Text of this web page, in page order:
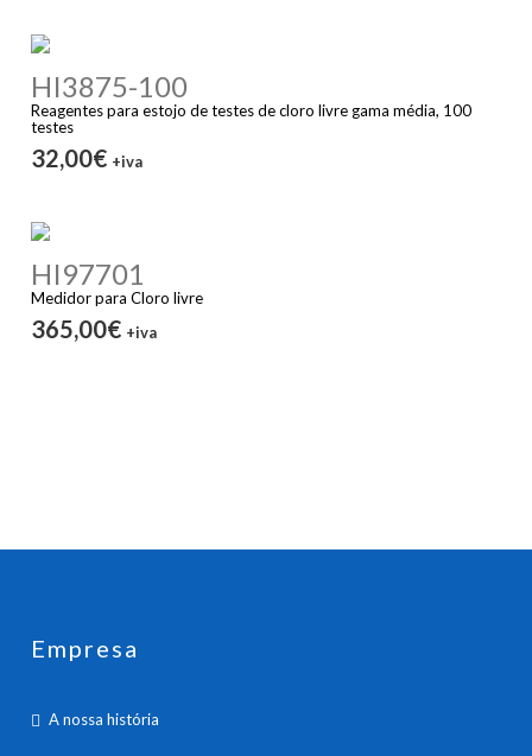
HI3875-100
Reagentes para estojo de testes de cloro livre gama média, 100
testes
32,00€ +iva
HI97701
Medidor para Cloro livre
365,00€ +iva
Empresa
A nossa história